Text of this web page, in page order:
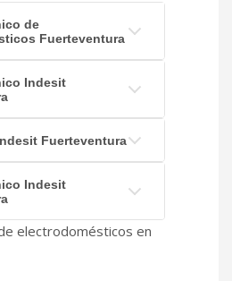
de
Fuerteventura
Indesit
Fuerteventura
Indesit
electrodomésticos en